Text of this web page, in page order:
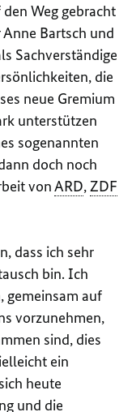
Weg gebracht
Bartsch und
Sachverständige
die
neue Gremium
unterstützen
sogenannten
doch noch
vonARD,ZDF
dass ich sehr
bin. Ich
gemeinsam auf
vorzunehmen,
sind, dies
ein
heute
und die